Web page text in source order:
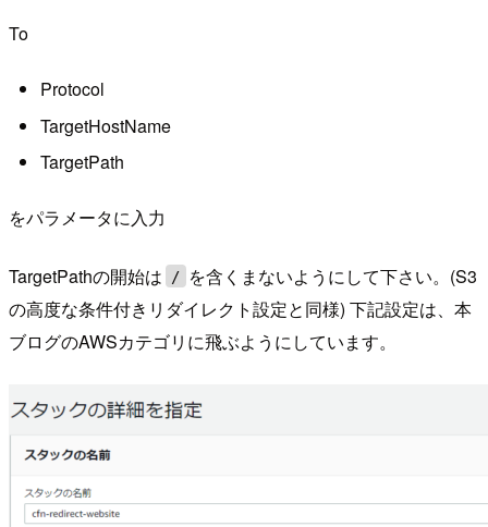
To
Protocol
TargetHostName
TargetPath
をパラメータに入力
TargetPathの開始は /
を含くまないようにして下さい。(S3
の高度な条件付きリダイレクト設定と同様) 下記設定は、本
ブログのAWSカテゴリに飛ぶようにしています。